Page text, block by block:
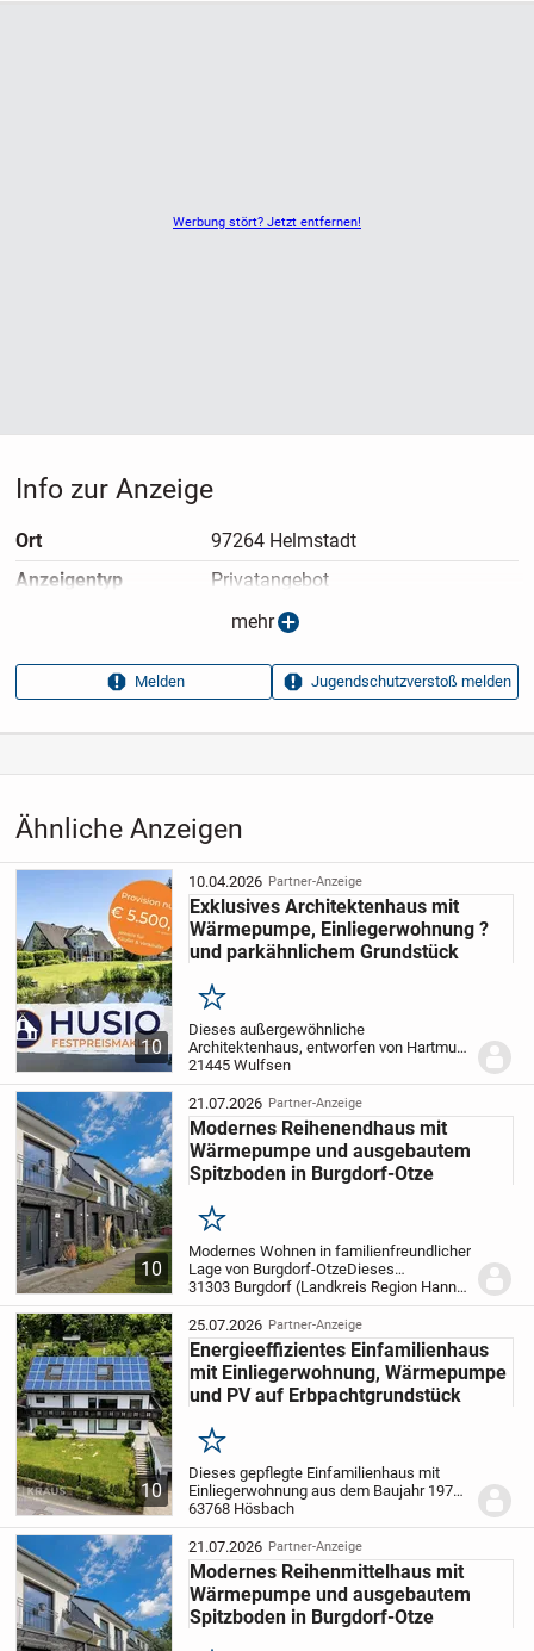
Werbung stört? Jetzt entfernen!
Ähnliche Anzeigen
10
10.04.2026 Partner-Anzeige
Exklusives Architektenhaus mit
Wärmepumpe, Einliegerwohnung ?
und parkähnlichem Grundstück
Merken
Dieses außergewöhnliche
Architektenhaus, entworfen von Hartmut
Sommer, vereint anspruchsvolle
Architektur, hochwertige Ausstattung und
ein einzigartiges Grundstück zu einem
Wohnensemble der Extraklass...
21445 Wulfsen
10
21.07.2026 Partner-Anzeige
Modernes Reihenendhaus mit
Wärmepumpe und ausgebautem
Spitzboden in Burgdorf-Otze
Merken
Modernes Wohnen in familienfreundlicher
Lage von Burgdorf-OtzeDieses
hochwertige Reihenendhaus aus dem
Jahr 2017 verbindet modernes
Wohnambiente mit energieeffizienter
Technik.Auf rund 125 m²...
31303 Burgdorf (Landkreis Region Hannover)
10
25.07.2026 Partner-Anzeige
Energieeffizientes Einfamilienhaus
mit Einliegerwohnung, Wärmepumpe
und PV auf Erbpachtgrundstück
Merken
Dieses gepflegte Einfamilienhaus mit
Einliegerwohnung aus dem Baujahr 1973
präsentiert sich auf einem großzügigen
Grundstück mit ca. 798 m² in attraktiver
Lage von Hösbach (Winzenhohl). Die
Wohnfläche...
63768 Hösbach
21.07.2026 Partner-Anzeige
Modernes Reihenmittelhaus mit
Wärmepumpe und ausgebautem
Spitzboden in Burgdorf-Otze
Info zur Anzeige
Ort
97264 Helmstadt
Anzeigen­typ
Privatangebot
13.05.2026
Aufrufe dieser
37
mehr
Melden Jugendschutzverstoß melden